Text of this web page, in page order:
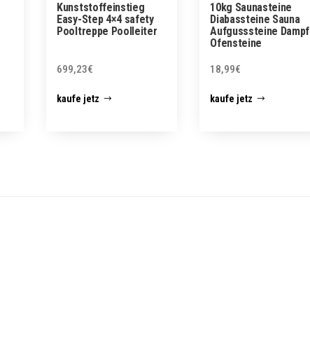
Kunststoffeinstieg
Easy-Step 4×4 safety
Pooltreppe Poolleiter
699,23€
kaufe jetz
10kg Saunasteine
Diabassteine Sauna
Aufgusssteine Dampf
Ofensteine
18,99€
kaufe jetz